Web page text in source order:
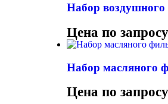
Набор
Цена по запросу
Набор масляного
Цена по запросу